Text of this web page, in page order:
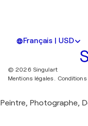
Français | USD
© 2026 Singulart
Mentions légales. Conditions
Peintre, Photographe,